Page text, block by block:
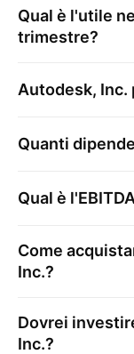
Qual è l'utile
trimestre?
Autodesk, Inc.
Quanti
Qual è
Come
Inc.?
Dovrei
Inc.?